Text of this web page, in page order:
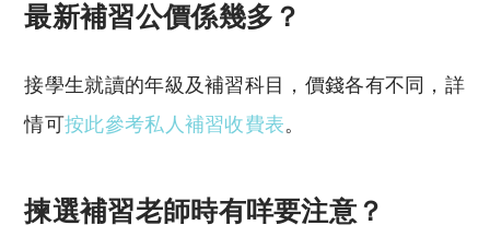
最新補習公價係幾多？
接學生就讀的年級及補習科目，價錢各有不同，詳
情可按此參考私人補習收費表。
揀選補習老師時有咩要注意？